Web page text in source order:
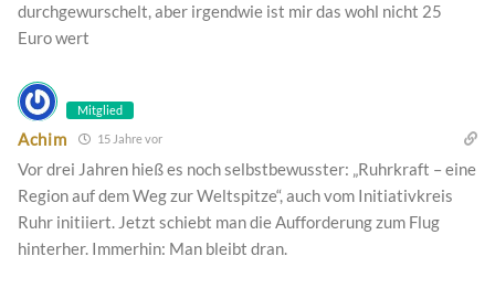
durchgewurschelt, aber irgendwie ist mir das wohl nicht 25
Euro wert
Mitglied
Achim 15 Jahre vor
Vor drei Jahren hieß es noch selbstbewusster: „Ruhrkraft – eine
Region auf dem Weg zur Weltspitze“, auch vom Initiativkreis
Ruhr initiiert. Jetzt schiebt man die Aufforderung zum Flug
hinterher. Immerhin: Man bleibt dran.